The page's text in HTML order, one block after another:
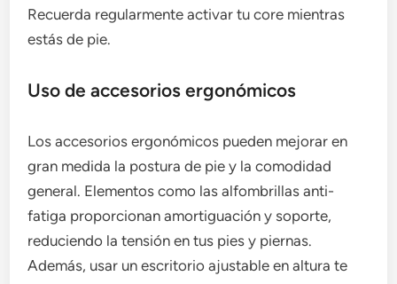
Recuerda regularmente activar tu core mientras
estás de pie.
Uso de accesorios ergonómicos
Los accesorios ergonómicos pueden mejorar en
gran medida la postura de pie y la comodidad
general. Elementos como las alfombrillas anti-
fatiga proporcionan amortiguación y soporte,
reduciendo la tensión en tus pies y piernas.
Además, usar un escritorio ajustable en altura te